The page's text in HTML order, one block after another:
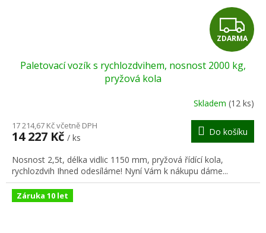
Z
D
A
R
M
A
ZDARMA
Paletovací vozík s rychlozdvihem, nosnost 2000 kg,
pryžová kola
Skladem (12 ks)
17 214,67 Kč včetně DPH
14 227 Kč / ks
Do košíku
Nosnost 2,5t, délka vidlic 1150 mm, pryžová řídící kola,
rychlozdvih Ihned odesíláme! Nyní Vám k nákupu dáme...
Záruka 10 let